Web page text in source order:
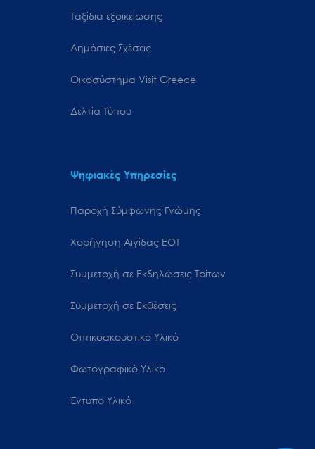
Ταξίδια εξοικείωσης
Δημόσιες Σχέσεις
Oικοσύστημα Visit Greece
Δελτία Τύπου
Ψηφιακές Υπηρεσίες
Παροχή Σύμφωνης Γνώμης
Χορήγηση Αιγίδας ΕΟΤ
Συμμετοχή σε Εκδηλώσεις Τρίτων
Συμμετοχή σε Εκθέσεις
Οπτικοακουστικό Υλικό
Φωτογραφικό Υλικό
Έντυπο Υλικό